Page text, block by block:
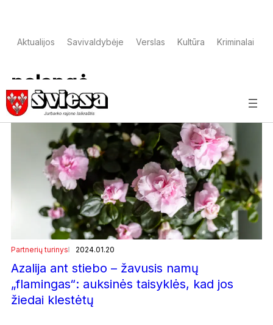
Aktualijos Savivaldybėje Verslas Kultūra Kriminalai
palangė
Partnerių turinys 2024.01.20
Azalija ant stiebo – žavusis namų
„flamingas“: auksinės taisyklės, kad jos
žiedai klestėtų